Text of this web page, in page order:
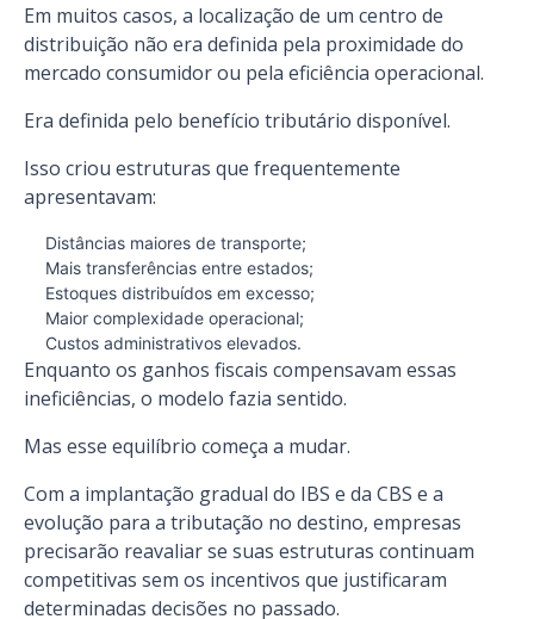
Em muitos casos, a localização de um centro de
distribuição não era definida pela proximidade do
mercado consumidor ou pela eficiência operacional.
Era definida pelo benefício tributário disponível.
Isso criou estruturas que frequentemente
apresentavam:
Distâncias maiores de transporte;
Mais transferências entre estados;
Estoques distribuídos em excesso;
Maior complexidade operacional;
Custos administrativos elevados.
Enquanto os ganhos fiscais compensavam essas
ineficiências, o modelo fazia sentido.
Mas esse equilíbrio começa a mudar.
Com a implantação gradual do IBS e da CBS e a
evolução para a tributação no destino, empresas
precisarão reavaliar se suas estruturas continuam
competitivas sem os incentivos que justificaram
determinadas decisões no passado.